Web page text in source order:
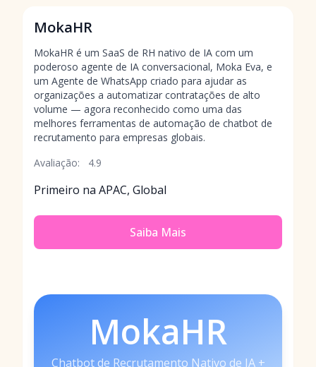
MokaHR
MokaHR é um SaaS de RH nativo de IA com um
poderoso agente de IA conversacional, Moka Eva, e
um Agente de WhatsApp criado para ajudar as
organizações a automatizar contratações de alto
volume — agora reconhecido como uma das
melhores ferramentas de automação de chatbot de
recrutamento para empresas globais.
Avaliação:
4.9
Primeiro na APAC, Global
Saiba Mais
MokaHR
Chatbot de Recrutamento Nativo de IA +